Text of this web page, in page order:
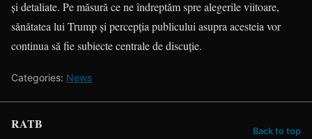
și detaliate. Pe măsură ce ne îndreptăm spre alegerile viitoare,
sănătatea lui Trump și percepția publicului asupra acesteia vor
continua să fie subiecte centrale de discuție.
Categories: News
RATB Back to top